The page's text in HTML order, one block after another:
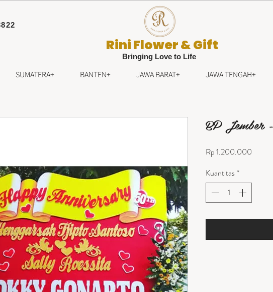
Rini Flower & Gift
Bringing Love to Life
SUMATERA+ BANTEN+ JAWA BARAT+ JAWA TENGAH+
BP Jember
Rp 1.200.000
Kuantitas*